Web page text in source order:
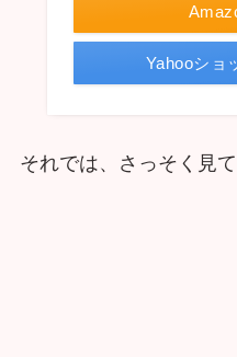
Yahooショ
それでは、さっそく見